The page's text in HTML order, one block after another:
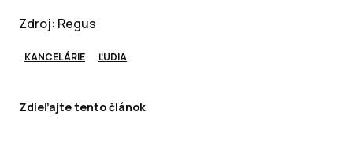
Zdroj: Regus
KANCELÁRIE ĽUDIA
Zdieľajte tento článok